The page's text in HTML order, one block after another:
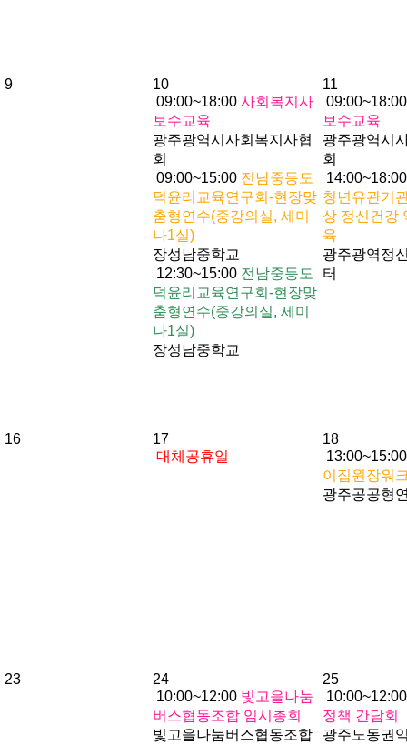
9
10
09:00~18:00 사회복지사
보수교육
광주광역시사회복지사협
회
09:00~15:00 전남중등도
덕윤리교육연구회-현장맞
춤형연수(중강의실, 세미
나1실)
장성남중학교
12:30~15:00 전남중등도
덕윤리교육연구회-현장맞
춤형연수(중강의실, 세미
나1실)
장성남중학교
11
09:00~18:00
보수교육
광주광역시
회
14:00~18:00
청년유관기
상 정신건강
육
광주광역정
터
16
17
대체공휴일
18
13:00~15:00
이집원장워
광주공공형
23
24
10:00~12:00 빛고을나눔
버스협동조합 임시총회
빛고을나눔버스협동조합
25
10:00~12:00
정책 간담회
광주노동권